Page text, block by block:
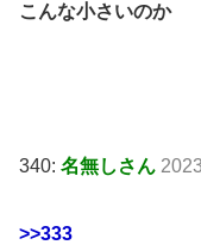
こんな小さいのか
340: 名無しさん
>>333